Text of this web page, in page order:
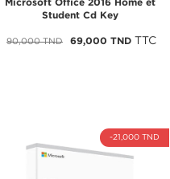
Microsoft Office 2016 Home et
Student Cd Key
90,000 TND 69,000 TND TTC
-21,000 TND